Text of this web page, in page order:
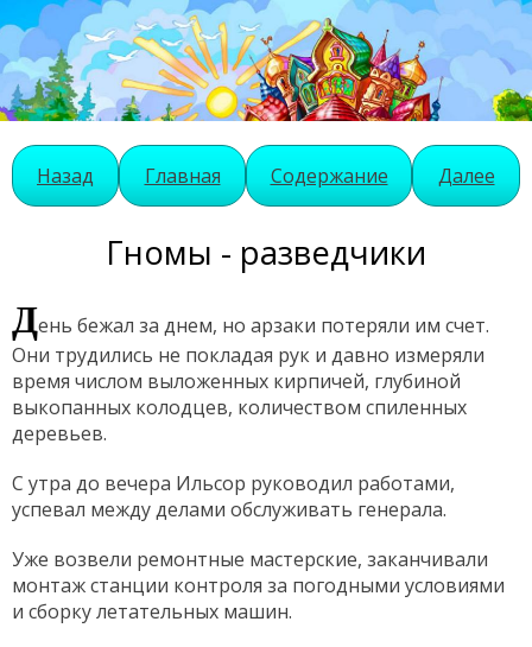
Назад Главная Содержание Далее
Гномы - разведчики
День бежал за днем, но арзаки потеряли им счет.
Они трудились не покладая рук и давно измеряли
время числом выложенных кирпичей, глубиной
выкопанных колодцев, количеством спиленных
деревьев.
С утра до вечера Ильсор руководил работами,
успевал между делами обслуживать генерала.
Уже возвели ремонтные мастерские, заканчивали
монтаж станции контроля за погодными условиями
и сборку летательных машин.